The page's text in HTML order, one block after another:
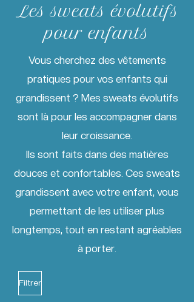
Les sweats évolutifs
pour enfants
Vous cherchez des vêtements
pratiques pour vos enfants qui
grandissent ? Mes sweats évolutifs
sont là pour les accompagner dans
leur croissance.
Ils sont faits dans des matières
douces et confortables. Ces sweats
grandissent avec votre enfant, vous
permettant de les utiliser plus
longtemps, tout en restant agréables
à porter.
Filtrer